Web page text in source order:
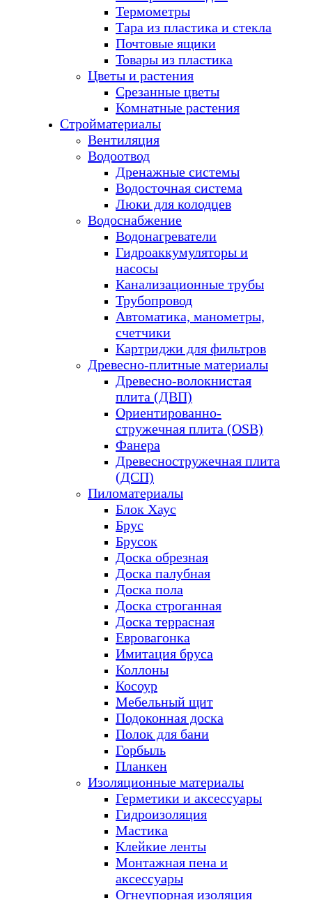
Термометры
Тара из пластика и стекла
Почтовые ящики
Товары из пластика
Цветы и растения
Срезанные цветы
Комнатные растения
Стройматериалы
Вентиляция
Водоотвод
Дренажные системы
Водосточная система
Люки для колодцев
Водоснабжение
Водонагреватели
Гидроаккумуляторы и
насосы
Канализационные трубы
Трубопровод
Автоматика, манометры,
счетчики
Картриджи для фильтров
Древесно-плитные материалы
Древесно-волокнистая
плита (ДВП)
Ориентированно-
стружечная плита (OSB)
Фанера
Древесностружечная плита
(ДСП)
Пиломатериалы
Блок Хаус
Брус
Брусок
Доска обрезная
Доска палубная
Доска пола
Доска строганная
Доска террасная
Евровагонка
Имитация бруса
Коллоны
Косоур
Мебельный щит
Подоконная доска
Полок для бани
Горбыль
Планкен
Изоляционные материалы
Герметики и аксессуары
Гидроизоляция
Мастика
Клейкие ленты
Монтажная пена и
аксессуары
Огнеупорная изоляция